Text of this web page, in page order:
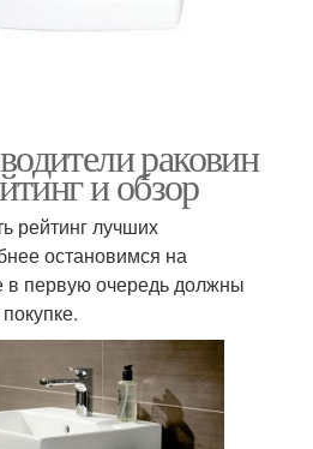
раковин
и обзор
рейтинг лучших
остановимся на
в первую очередь должны